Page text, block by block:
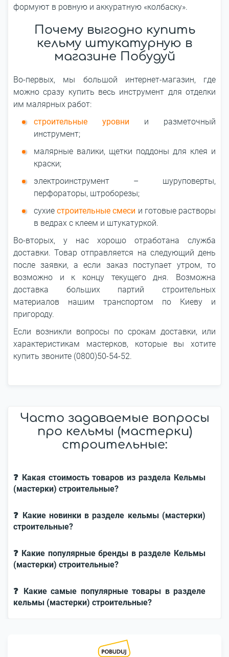
формуют в ровную и аккуратную «колбаску».
Почему выгодно купить
кельму штукатурную в
магазине Побудуй
Во-первых, мы большой интернет-магазин, где
можно сразу купить весь инструмент для отделки
им малярных работ:
строительные уровни и разметочный
инструмент;
малярные валики, щетки поддоны для клея и
краски;
электроинструмент – шуруповерты,
перфораторы, штроборезы;
сухиестроительные смеси и готовые растворы
в ведрах с клеем и штукатуркой.
Во-вторых, у нас хорошо отработана служба
доставки. Товар отправляется на следующий день
после заявки, а если заказ поступает утром, то
возможно и к концу текущего дня. Возможна
доставка больших партий строительных
материалов нашим транспортом по Киеву и
пригороду.
Если возникли вопросы по срокам доставки, или
характеристикам мастерков, которые вы хотите
купить звоните (0800)50-54-52.
Часто задаваемые вопросы
про кельмы (мастерки)
строительные:
❓ Какая стоимость товаров из раздела Кельмы
(мастерки) строительные?
❓ Какие новинки в разделе кельмы (мастерки)
строительные?
❓ Какие популярные бренды в разделе Кельмы
(мастерки) строительные?
❓ Какие самые популярные товары в разделе
кельмы (мастерки) строительные?